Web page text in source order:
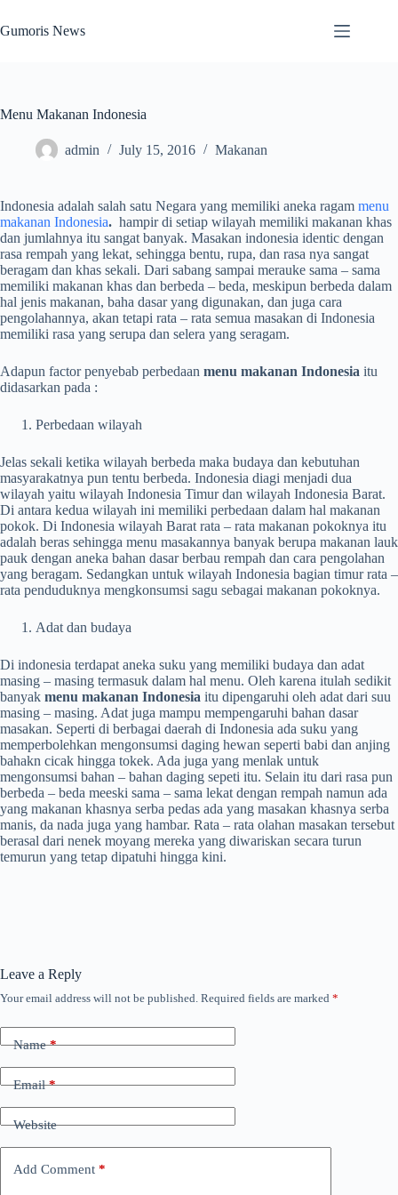
to
content
Gumoris News
Menu Makanan Indonesia
admin July 15, 2016 Makanan
Indonesia adalah salah satu Negara yang memiliki aneka ragam menu
makanan Indonesia. hampir di setiap wilayah memiliki makanan khas
dan jumlahnya itu sangat banyak. Masakan indonesia identic dengan
rasa rempah yang lekat, sehingga bentu, rupa, dan rasa nya sangat
beragam dan khas sekali. Dari sabang sampai merauke sama – sama
memiliki makanan khas dan berbeda – beda, meskipun berbeda dalam
hal jenis makanan, baha dasar yang digunakan, dan juga cara
pengolahannya, akan tetapi rata – rata semua masakan di Indonesia
memiliki rasa yang serupa dan selera yang seragam.
Adapun factor penyebab perbedaan menu makanan Indonesia itu
didasarkan pada :
Perbedaan wilayah
Jelas sekali ketika wilayah berbeda maka budaya dan kebutuhan
masyarakatnya pun tentu berbeda. Indonesia diagi menjadi dua
wilayah yaitu wilayah Indonesia Timur dan wilayah Indonesia Barat.
Di antara kedua wilayah ini memiliki perbedaan dalam hal makanan
pokok. Di Indonesia wilayah Barat rata – rata makanan pokoknya itu
adalah beras sehingga menu masakannya banyak berupa makanan lauk
pauk dengan aneka bahan dasar berbau rempah dan cara pengolahan
yang beragam. Sedangkan untuk wilayah Indonesia bagian timur rata –
rata penduduknya mengkonsumsi sagu sebagai makanan pokoknya.
Adat dan budaya
Di indonesia terdapat aneka suku yang memiliki budaya dan adat
masing – masing termasuk dalam hal menu. Oleh karena itulah sedikit
banyak menu makanan Indonesia itu dipengaruhi oleh adat dari suu
masing – masing. Adat juga mampu mempengaruhi bahan dasar
masakan. Seperti di berbagai daerah di Indonesia ada suku yang
memperbolehkan mengonsumsi daging hewan seperti babi dan anjing
bahakn cicak hingga tokek. Ada juga yang menlak untuk
mengonsumsi bahan – bahan daging sepeti itu. Selain itu dari rasa pun
berbeda – beda meeski sama – sama lekat dengan rempah namun ada
yang makanan khasnya serba pedas ada yang masakan khasnya serba
manis, da nada juga yang hambar. Rata – rata olahan masakan tersebut
berasal dari nenek moyang mereka yang diwariskan secara turun
temurun yang tetap dipatuhi hingga kini.
Leave a Reply
Your email address will not be published. Required fields are marked *
Name*
Email*
Website
Add Comment *